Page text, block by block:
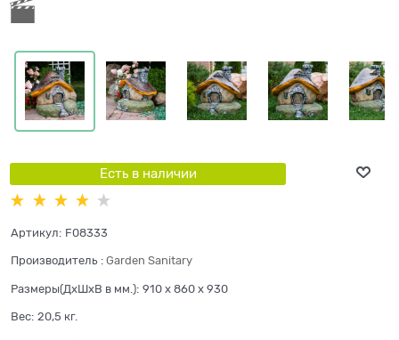
Есть в наличии
Артикул: F08333
Производитель : Garden Sanitary
Размеры(ДхШхВ в мм.): 910 x 860 x 930
Вес: 20,5 кг.